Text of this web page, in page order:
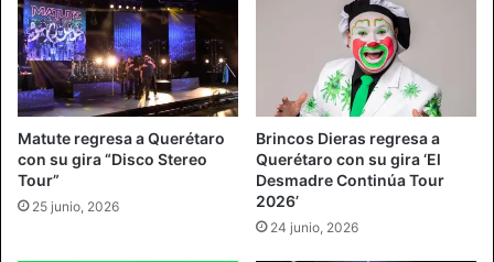
Matute regresa a Querétaro
con su gira “Disco Stereo
Tour”
25 junio, 2026
Brincos Dieras regresa a
Querétaro con su gira ‘El
Desmadre Continúa Tour
2026’
24 junio, 2026